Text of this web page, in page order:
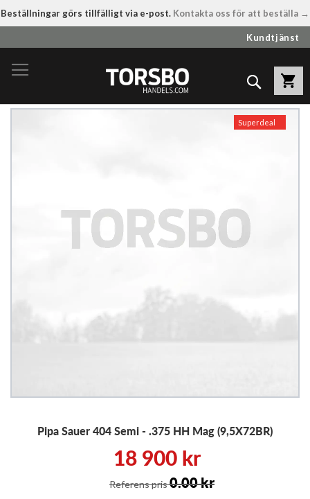
Beställningar görs tillfälligt via e-post. Kontakta oss för att beställa →
till
innehållet
Kundtjänst
Sök
Superdeal
Pipa Sauer 404 Semi - .375 HH Mag (9,5X72BR)
18 900 kr
Referens pris0.00 kr